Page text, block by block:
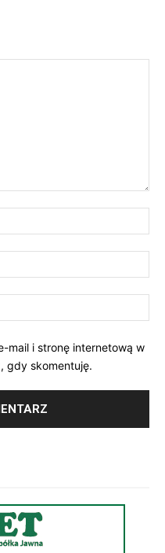
mail i stronę internetową w
gdy skomentuję.